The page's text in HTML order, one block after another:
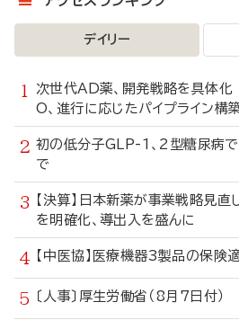
デイリー
次世代AD薬、開発戦略を具体
O、進行に応じたパイプライン構
初の低分子GLP-1、2型糖尿病
で
【決算】日本新薬が事業戦略
を明確化、導出入を盛んに
【中医協】医療機器3製品の保
〔人事〕厚生労働省（8月7日付